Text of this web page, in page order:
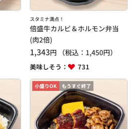
スタミナ満点！
倍盛牛カルビ＆ホルモン弁当
(肉2倍)
1,343円 （税込： 1,450円）
美味しそう： 731
小盛りOK もうすぐ終了